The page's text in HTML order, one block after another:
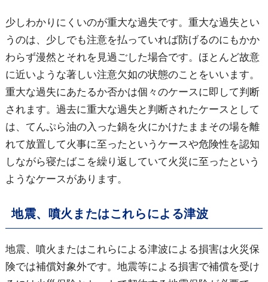
少しわかりにくいのが重大な過失です。重大な過失とい
うのは、少しでも注意を払っていれば防げるのにもかか
わらず漫然とそれを見過ごした場合です。ほとんど故意
に近いような著しい注意欠如の状態のことをいいます。
重大な過失にあたるか否かは個々のケースに即して判断
されます。過去に重大な過失と判断されたケースとして
は、てんぷら油の入った鍋を火にかけたままその場を離
れて放置して火事に至ったというケースや危険性を認知
しながら寝たばこを繰り返していて火災に至ったという
ようなケースがあります。
地震、噴火またはこれらによる津波
地震、噴火またはこれらによる津波による損害は火災保
険では補償対象外です。地震等による損害で補償を受け